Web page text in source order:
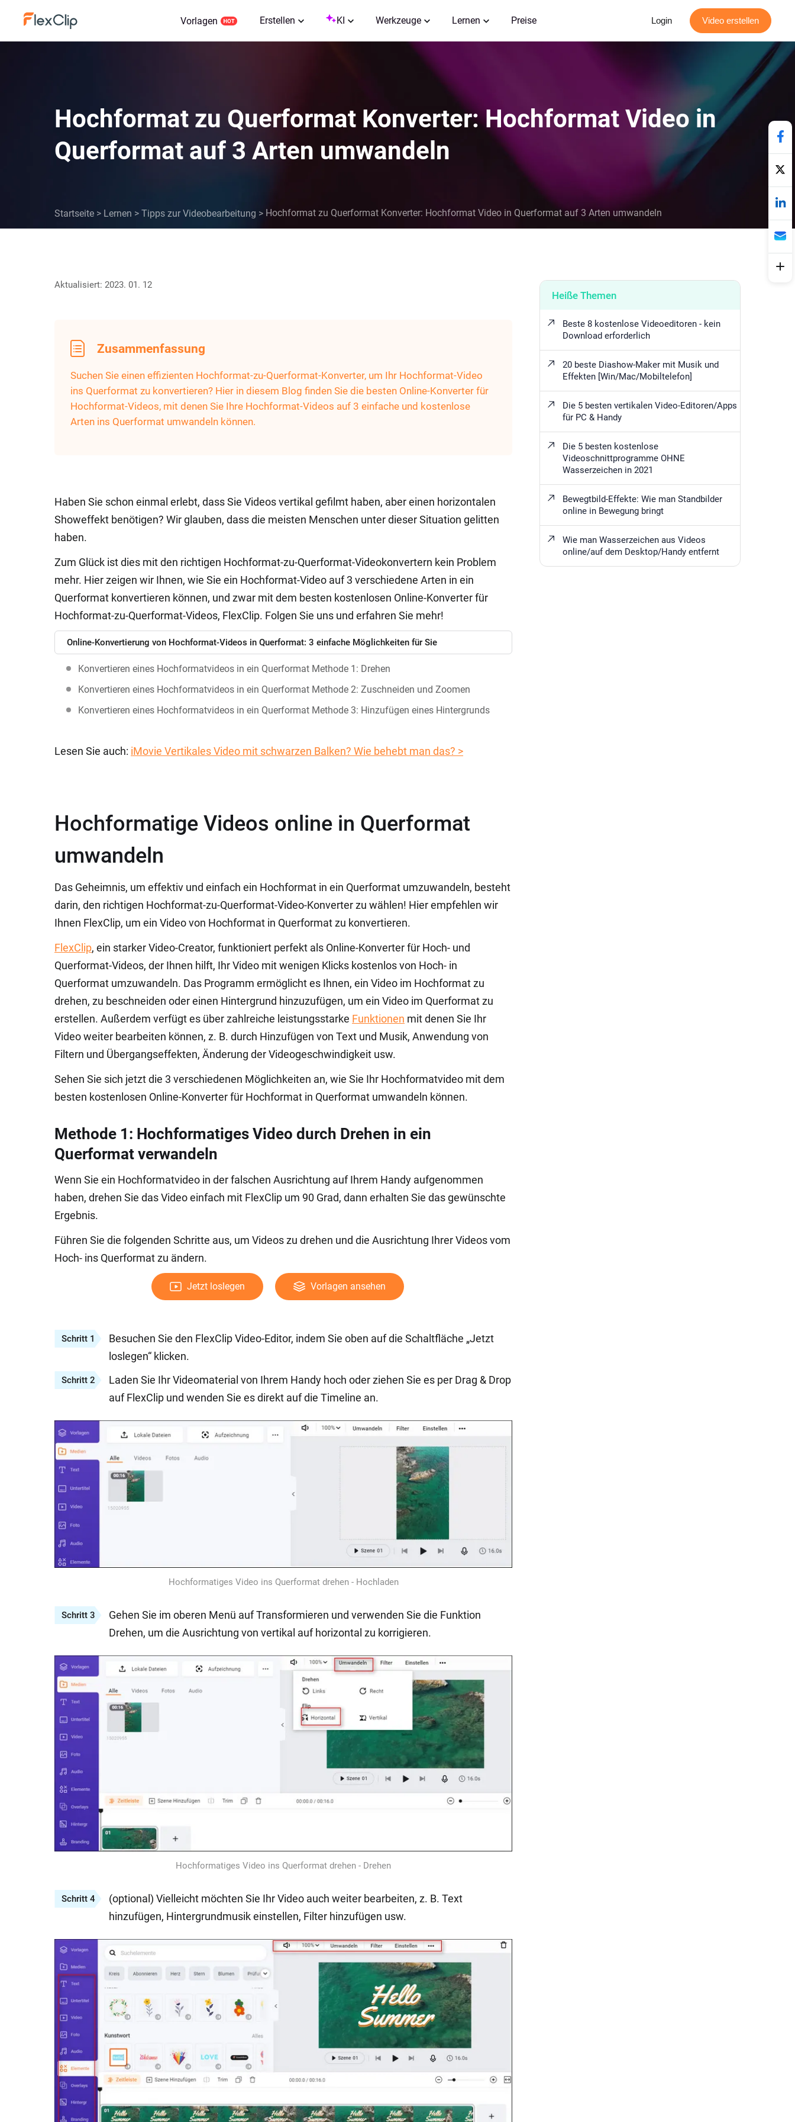
Vorlagen Erstellen KI Werkzeuge Lernen Preise Login Video erstellen
Hochformat zu Querformat Konverter: Hochformat Video in
Querformat auf 3 Arten umwandeln
Startseite > Lernen > Tipps zur Videobearbeitung > Hochformat zu Querformat Konverter: Hochformat Video in Querformat auf 3 Arten umwandeln
Aktualisiert: 2023. 01. 12
Zusammenfassung
Suchen Sie einen effizienten Hochformat-zu-Querformat-Konverter, um Ihr Hochformat-Video
ins Querformat zu konvertieren? Hier in diesem Blog finden Sie die besten Online-Konverter für
Hochformat-Videos, mit denen Sie Ihre Hochformat-Videos auf 3 einfache und kostenlose
Arten ins Querformat umwandeln können.
Haben Sie schon einmal erlebt, dass Sie Videos vertikal gefilmt haben, aber einen horizontalen
Showeffekt benötigen? Wir glauben, dass die meisten Menschen unter dieser Situation gelitten
haben.
Zum Glück ist dies mit den richtigen Hochformat-zu-Querformat-Videokonvertern kein Problem
mehr. Hier zeigen wir Ihnen, wie Sie ein Hochformat-Video auf 3 verschiedene Arten in ein
Querformat konvertieren können, und zwar mit dem besten kostenlosen Online-Konverter für
Hochformat-zu-Querformat-Videos, FlexClip. Folgen Sie uns und erfahren Sie mehr!
Online-Konvertierung von Hochformat-Videos in Querformat: 3 einfache Möglichkeiten für Sie
Konvertieren eines Hochformatvideos in ein Querformat Methode 1: Drehen
Konvertieren eines Hochformatvideos in ein Querformat Methode 2: Zuschneiden und Zoomen
Konvertieren eines Hochformatvideos in ein Querformat Methode 3: Hinzufügen eines Hintergrunds
Lesen Sie auch: iMovie Vertikales Video mit schwarzen Balken? Wie behebt man das? >
Hochformatige Videos online in Querformat
umwandeln
Das Geheimnis, um effektiv und einfach ein Hochformat in ein Querformat umzuwandeln, besteht
darin, den richtigen Hochformat-zu-Querformat-Video-Konverter zu wählen! Hier empfehlen wir
Ihnen FlexClip, um ein Video von Hochformat in Querformat zu konvertieren.
FlexClip, ein starker Video-Creator, funktioniert perfekt als Online-Konverter für Hoch- und
Querformat-Videos, der Ihnen hilft, Ihr Video mit wenigen Klicks kostenlos von Hoch- in
Querformat umzuwandeln. Das Programm ermöglicht es Ihnen, ein Video im Hochformat zu
drehen, zu beschneiden oder einen Hintergrund hinzuzufügen, um ein Video im Querformat zu
erstellen. Außerdem verfügt es über zahlreiche leistungsstarke Funktionen mit denen Sie Ihr
Video weiter bearbeiten können, z. B. durch Hinzufügen von Text und Musik, Anwendung von
Filtern und Übergangseffekten, Änderung der Videogeschwindigkeit usw.
Sehen Sie sich jetzt die 3 verschiedenen Möglichkeiten an, wie Sie Ihr Hochformatvideo mit dem
besten kostenlosen Online-Konverter für Hochformat in Querformat umwandeln können.
Methode 1: Hochformatiges Video durch Drehen in ein
Querformat verwandeln
Wenn Sie ein Hochformatvideo in der falschen Ausrichtung auf Ihrem Handy aufgenommen
haben, drehen Sie das Video einfach mit FlexClip um 90 Grad, dann erhalten Sie das gewünschte
Ergebnis.
Führen Sie die folgenden Schritte aus, um Videos zu drehen und die Ausrichtung Ihrer Videos vom
Hoch- ins Querformat zu ändern.
Jetzt loslegen Vorlagen ansehen
Schritt 1
Besuchen Sie den FlexClip Video-Editor, indem Sie oben auf die Schaltfläche „Jetzt
loslegen“ klicken.
Schritt 2
Laden Sie Ihr Videomaterial von Ihrem Handy hoch oder ziehen Sie es per Drag & Drop
auf FlexClip und wenden Sie es direkt auf die Timeline an.
Hochformatiges Video ins Querformat drehen - Hochladen
Schritt 3
Gehen Sie im oberen Menü auf Transformieren und verwenden Sie die Funktion
Drehen, um die Ausrichtung von vertikal auf horizontal zu korrigieren.
Hochformatiges Video ins Querformat drehen - Drehen
Schritt 4
(optional) Vielleicht möchten Sie Ihr Video auch weiter bearbeiten, z. B. Text
hinzufügen, Hintergrundmusik einstellen, Filter hinzufügen usw.
Heiße Themen
Beste 8 kostenlose Videoeditoren - kein
Download erforderlich
20 beste Diashow-Maker mit Musik und
Effekten [Win/Mac/Mobiltelefon]
Die 5 besten vertikalen Video-Editoren/Apps
für PC & Handy
Die 5 besten kostenlose
Videoschnittprogramme OHNE
Wasserzeichen in 2021
Bewegtbild-Effekte: Wie man Standbilder
online in Bewegung bringt
Wie man Wasserzeichen aus Videos
online/auf dem Desktop/Handy entfernt